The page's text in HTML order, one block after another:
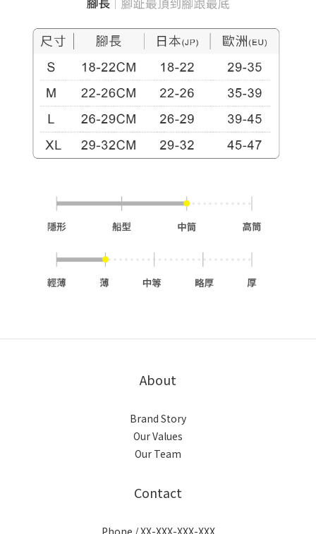
About
Brand Story
Our Values
Our Team
Contact
Phone / XX-XXX-XXX-XXX